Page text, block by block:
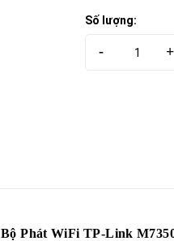
Số lượng:
- +
Bộ Phát WiFi TP-Link